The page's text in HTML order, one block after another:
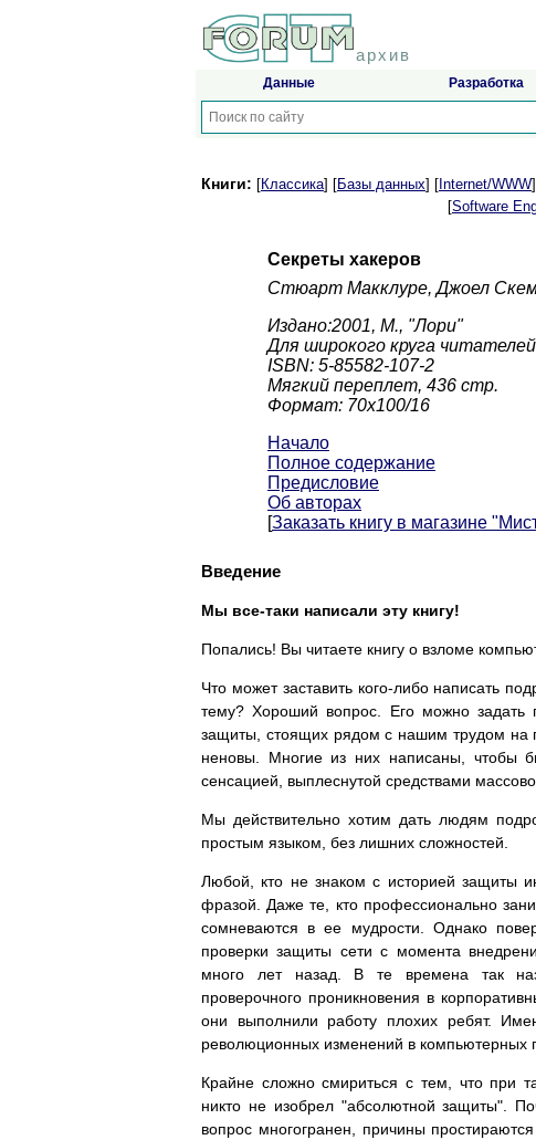
архив
Данные Разработка
Книги: [Классика] [Базы данных] [ Internet/WWW
[Software
Секреты хакеров
Стюарт Макклуре, Джоел
Издано:2001, М., "Лори"
Для широкого круга читателей
ISBN: 5-85582-107-2
Мягкий переплет, 436 стр.
Формат: 70x100/16
Начало
Полное содержание
Предисловие
Об авторах
[Заказать книгу в магазине
Введение
Мы все-таки написали эту книгу!
Попались! Вы читаете книгу о взломе
Что может заставить кого-либо написать
тему? Хороший вопрос. Его можно задать
защиты, стоящих рядом с нашим трудом на
неновы. Многие из них написаны, чтобы
сенсацией, выплеснутой средствами
Мы действительно хотим дать людям
простым языком, без лишних сложностей.
Любой, кто не знаком с историей защиты
фразой. Даже те, кто профессионально
сомневаются в ее мудрости. Однако
проверки защиты сети с момента
много лет назад. В те времена так
проверочного проникновения в
они выполнили работу плохих ребят.
революционных изменений в компьютерных
Крайне сложно смириться с тем, что при
никто не изобрел "абсолютной защиты".
вопрос многогранен, причины